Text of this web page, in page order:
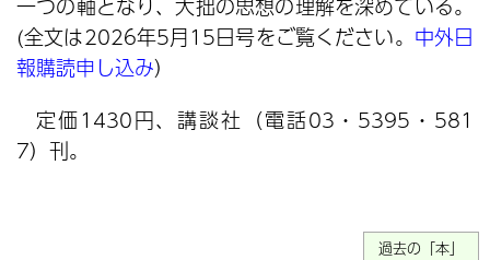
(全文は2026年5月15日号をご覧ください。 中外日
報購読申し込み）
定価1430円、講談社（電話03・5395・581
7）刊。
過去の「本」